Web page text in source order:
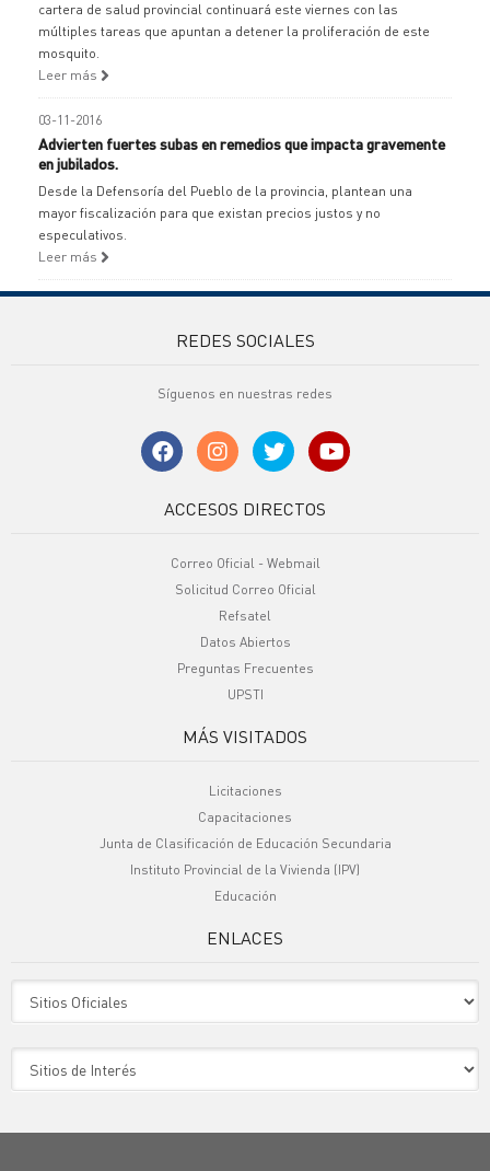
cartera de salud provincial continuará este viernes con las
múltiples tareas que apuntan a detener la proliferación de este
mosquito.
Leer más
03-11-2016
Advierten fuertes subas en remedios que impacta gravemente
en jubilados.
Desde la Defensoría del Pueblo de la provincia, plantean una
mayor fiscalización para que existan precios justos y no
especulativos.
Leer más
REDES SOCIALES
Síguenos en nuestras redes
ACCESOS DIRECTOS
Correo Oficial - Webmail
Solicitud Correo Oficial
Refsatel
Datos Abiertos
Preguntas Frecuentes
UPSTI
MÁS VISITADOS
Licitaciones
Capacitaciones
Junta de Clasificación de Educación Secundaria
Instituto Provincial de la Vivienda (IPV)
Educación
ENLACES